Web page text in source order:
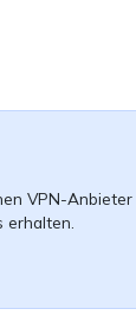
VPN-Anbieter